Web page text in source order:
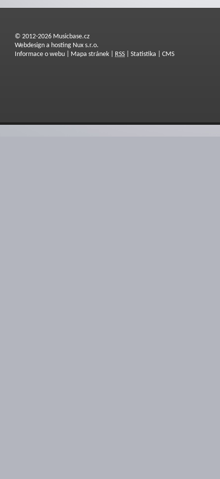
© 2012-2026 Musicbase.cz
Webdesign a hosting Nux s.r.o.
Informace o webu
Mapa stránek RSS Statistika CMS